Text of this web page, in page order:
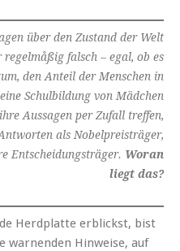
über den Zustand der Welt
falsch – egal, ob es
den Anteil der Menschen in
Schulbildung von Mädchen
Aussagen per Zufall treffen,
als Nobelpreisträger,
Entscheidungsträger. Woran
liegt das?
Herdplatte erblickst, bist
warnenden Hinweise, auf